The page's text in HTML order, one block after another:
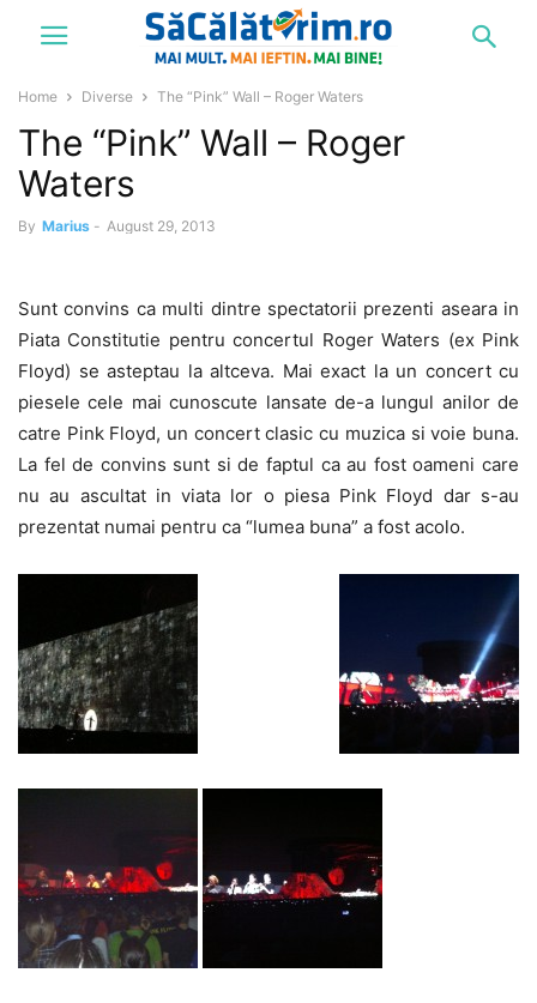
Home Diverse The “Pink” Wall – Roger Waters
The “Pink” Wall – Roger
Waters
By Marius - August 29, 2013
Sunt convins ca multi dintre spectatorii prezenti aseara in
Piata Constitutie pentru concertul Roger Waters (ex Pink
Floyd) se asteptau la altceva. Mai exact la un concert cu
piesele cele mai cunoscute lansate de-a lungul anilor de
catre Pink Floyd, un concert clasic cu muzica si voie buna.
La fel de convins sunt si de faptul ca au fost oameni care
nu au ascultat in viata lor o piesa Pink Floyd dar s-au
prezentat numai pentru ca “lumea buna” a fost acolo.